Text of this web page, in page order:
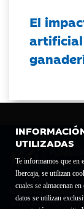
UTILIZADAS
Te informamos que en
Ibercaja, se utilizan
cuales se almacenan
datos se utilizan
El
Fundación Bancaria
Inscrita en el Registro